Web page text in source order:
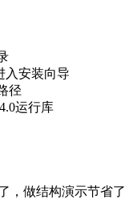
入安装向导
径
运行库
，做结构演示节省了